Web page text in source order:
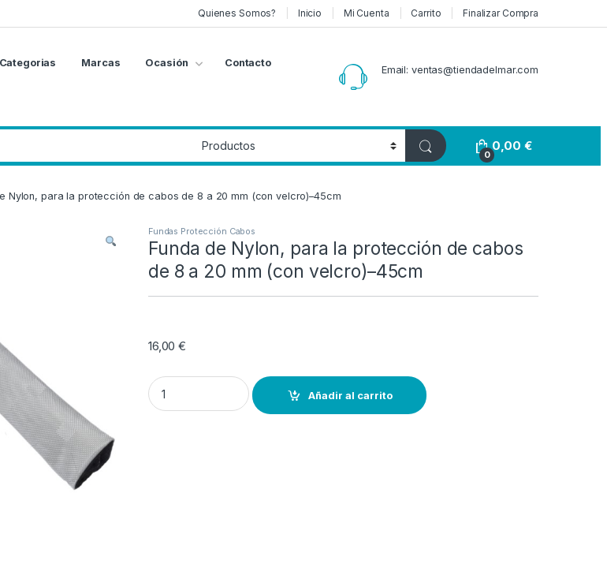
Quienes Somos? Inicio Mi Cuenta Carrito Finalizar Compra
Categorias Marcas Ocasión Contacto
Email: ventas@tiendadelmar.com
0
0,00€
Nylon, para la protección de cabos de 8 a 20 mm (con velcro)–45cm
Fundas Protección Cabos
Funda de Nylon, para la protección de cabos
de 8 a 20 mm (con velcro)–45cm
16,00€
Funda de Nylon, para la protección de cabos de 8 a 20 mm (con velcro)--45cm quantity
Añadir al carrito